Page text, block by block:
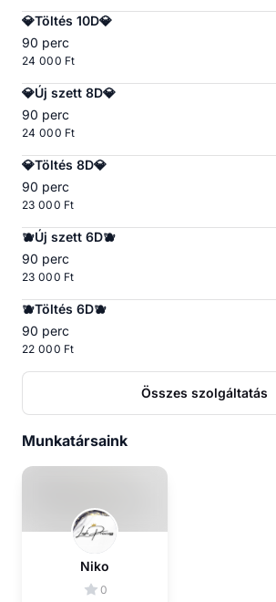
💎Töltés 10D💎
90 perc
24 000 Ft
💎Új szett 8D💎
90 perc
24 000 Ft
💎Töltés 8D💎
90 perc
23 000 Ft
🫐Új szett 6D🫐
90 perc
23 000 Ft
🫐Töltés 6D🫐
90 perc
22 000 Ft
Összes szolgáltatás
Munkatársaink
Niko
0